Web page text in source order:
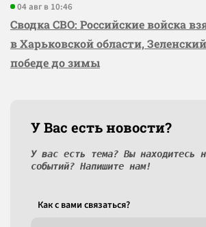
04 авг в 10:46
Сводка СВО: Российские войска
в Харьковской области,
победе до зимы
У Вас есть новости?
У вас есть тема? Вы находитесь
событий? Напишите нам!
Как c вами связаться?